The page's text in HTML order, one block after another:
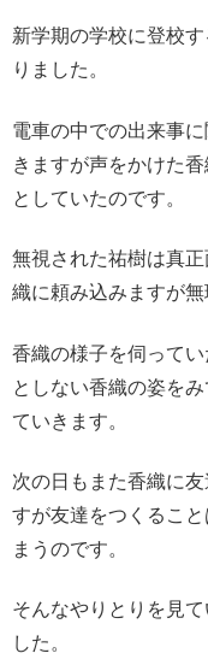
新学期の学校に登校
りました。
電車の中での出来事
きますが声をかけた
としていたのです。
無視された祐樹は真
織に頼み込みますが
香織の様子を伺って
としない香織の姿を
ていきます。
次の日もまた香織に
すが友達をつくるこ
まうのです。
そんなやりとりを見
した。